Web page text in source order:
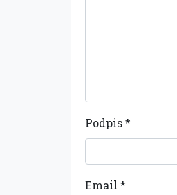
Podpis*
Email *